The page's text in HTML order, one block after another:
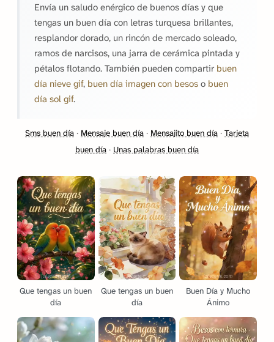
Envía un saludo enérgico de buenos días y que
tengas un buen día con letras turquesa brillantes,
resplandor dorado, un rincón de mercado soleado,
ramos de narcisos, una jarra de cerámica pintada y
pétalos flotando. También pueden compartir buen
día nieve gif, buen día imagen con besos o buen
día sol gif.
Sms buen día · Mensaje buen día · Mensajito buen día · Tarjeta
buen día · Unas palabras buen día
Que tengas un buen
día
Que tengas un buen
día
Buen Día y Mucho
Ánimo